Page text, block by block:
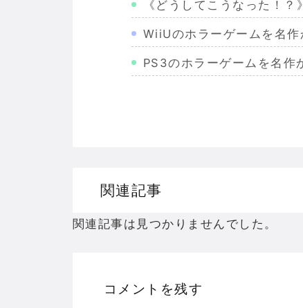
《どうしてこうなった！
WiiUのホラーゲームを名作
PS3のホラーゲームを名
PS2のホラーゲームを名
ドリームキャストのホラ
Powered by livedoor 相互RSS
関連記事
関連記事は見つかりませんでした。
コメントを残す